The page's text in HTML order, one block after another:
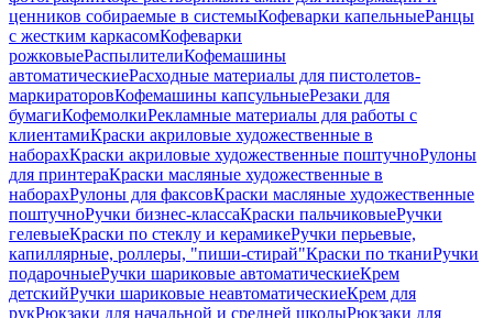
ценников собираемые в системыКофеварки капельныеРанцы
с жестким каркасомКофеварки
рожковыеРаспылителиКофемашины
автоматическиеРасходные материалы для пистолетов-
маркираторовКофемашины капсульныеРезаки для
бумагиКофемолкиРекламные материалы для работы с
клиентамиКраски акриловые художественные в
наборахКраски акриловые художественные поштучноРулоны
для принтераКраски масляные художественные в
наборахРулоны для факсовКраски масляные художественные
поштучноРучки бизнес-классаКраски пальчиковыеРучки
гелевыеКраски по стеклу и керамикеРучки перьевые,
капиллярные, роллеры, "пиши-стирай"Краски по тканиРучки
подарочныеРучки шариковые автоматическиеКрем
детскийРучки шариковые неавтоматическиеКрем для
рукРюкзаки для начальной и средней школыРюкзаки для